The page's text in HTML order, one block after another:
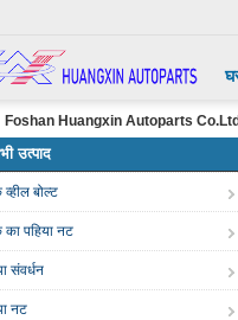
Foshan Huangxin Autoparts Co.Ltd
उत्पाद
बोल्ट
पहिया नट
संवर्धन
नट